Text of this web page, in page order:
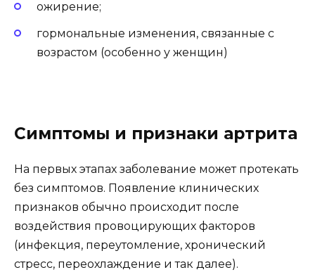
ожирение;
гормональные изменения, связанные с
возрастом (особенно у женщин)
Симптомы и признаки артрита
На первых этапах заболевание может протекать
без симптомов. Появление клинических
признаков обычно происходит после
воздействия провоцирующих факторов
(инфекция, переутомление, хронический
стресс, переохлаждение и так далее).